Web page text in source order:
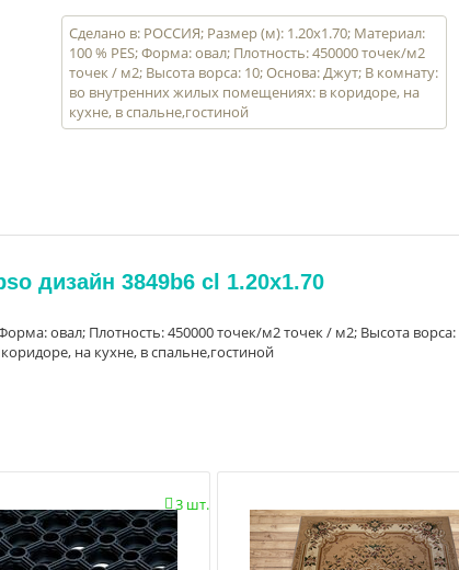
Сделано в: РОССИЯ; Размер (м): 1.20x1.70; Материал:
100 % PES; Форма: овал; Плотность: 450000 точек/м2
точек / м2; Высота ворса: 10; Основа: Джут; В комнату:
во внутренних жилых помещениях: в коридоре, на
кухне, в спальне,гостиной
дизайн 3849b6 cl 1.20x1.70
овал; Плотность: 450000 точек/м2 точек / м2; Высота ворса:
на кухне, в спальне,гостиной
3 шт.
